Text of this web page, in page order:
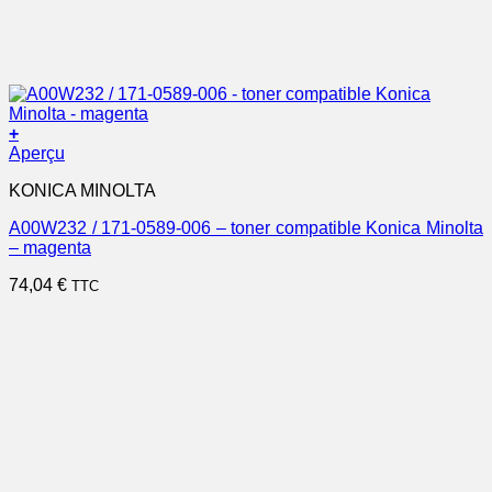
+
Aperçu
KONICA MINOLTA
A00W232 / 171-0589-006 – toner compatible Konica Minolta
– magenta
74,04 € TTC